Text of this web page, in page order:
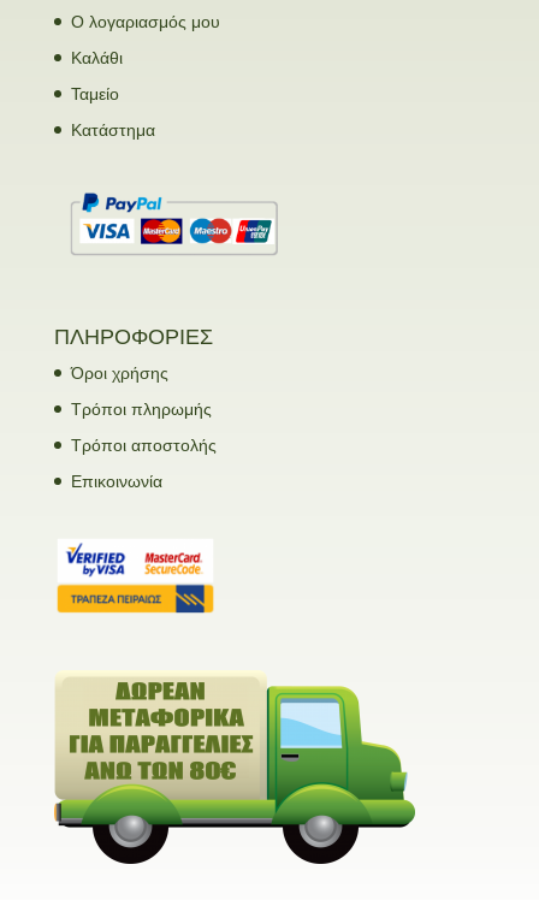
Ο λογαριασμός μου
Καλάθι
Ταμείο
Κατάστημα
ΠΛΗΡΟΦΟΡΙΕΣ
Όροι χρήσης
Τρόποι πληρωμής
Τρόποι αποστολής
Επικοινωνία